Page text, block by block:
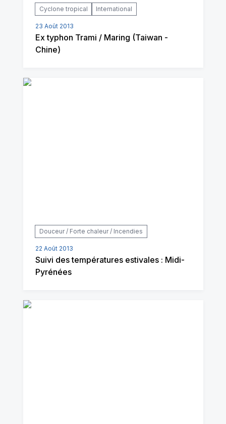
Cyclone tropical International
23 Août 2013
Ex typhon Trami / Maring (Taiwan -
Chine)
Douceur / Forte chaleur / Incendies
22 Août 2013
Suivi des températures estivales : Midi-
Pyrénées